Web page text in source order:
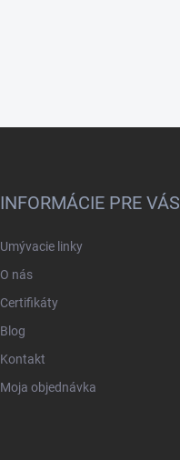
INFORMÁCIE PRE VÁS
Umývacie linky
O nás
Certifikáty
Blog
Kontakt
Moja objednávka